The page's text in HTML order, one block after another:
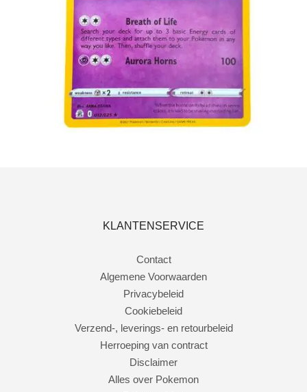
KLANTENSERVICE
Contact
Algemene Voorwaarden
Privacybeleid
Cookiebeleid
Verzend-, leverings- en retourbeleid
Herroeping van contract
Disclaimer
Alles over Pokemon